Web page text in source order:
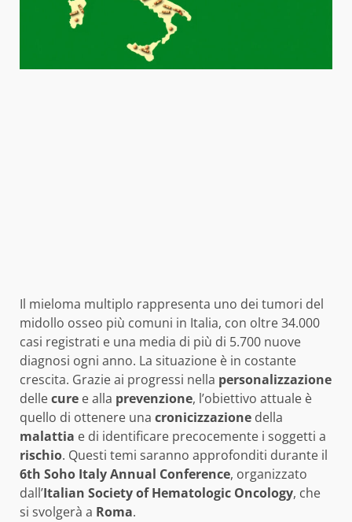
Il mieloma multiplo rappresenta uno dei tumori del
midollo osseo più comuni in Italia, con oltre 34.000
casi registrati e una media di più di 5.700 nuove
diagnosi ogni anno. La situazione è in costante
crescita. Grazie ai progressi nella personalizzazione
dellecure e alla prevenzione, l’obiettivo attuale è
quello di ottenere una cronicizzazione della
malattia e di identificare precocemente i soggetti a
rischio. Questi temi saranno approfonditi durante il
6th Soho Italy Annual Conference, organizzato
dall’Italian Society of Hematologic Oncology, che
si svolgerà a Roma.